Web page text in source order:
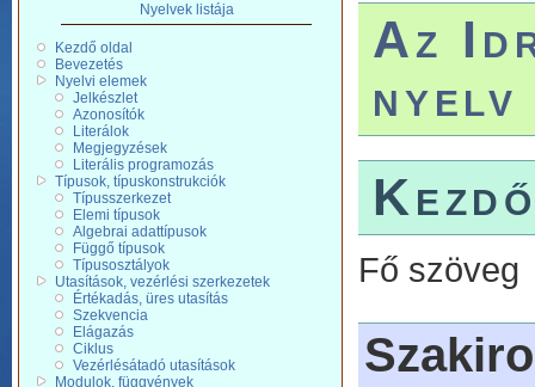
Nyelvek listája
Kezdő oldal
Bevezetés
Nyelvi elemek
Jelkészlet
Azonosítók
Literálok
Megjegyzések
Literális programozás
Típusok, típuskonstrukciók
Típusszerkezet
Elemi típusok
Algebrai adattípusok
Függő típusok
Típusosztályok
Utasítások, vezérlési szerkezetek
Értékadás, üres utasítás
Szekvencia
Elágazás
Ciklus
Vezérlésátadó utasítások
Modulok, függvények
Az
nyelv
Fő szöveg